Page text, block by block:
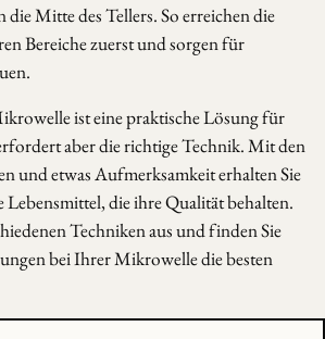
die Mitte des Tellers. So erreichen die
Bereiche zuerst und sorgen für
ist eine praktische Lösung für
aber die richtige Technik. Mit den
und etwas Aufmerksamkeit erhalten Sie
Lebensmittel, die ihre Qualität behalten.
Techniken aus und finden Sie
bei Ihrer Mikrowelle die besten